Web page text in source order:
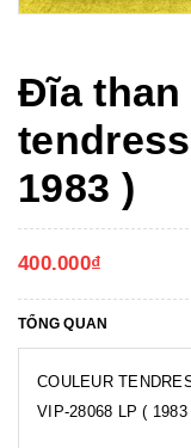
Đĩa
1983 )
400.000₫
TỔNG QUAN
COULEUR
VIP-28068 LP ( 1983